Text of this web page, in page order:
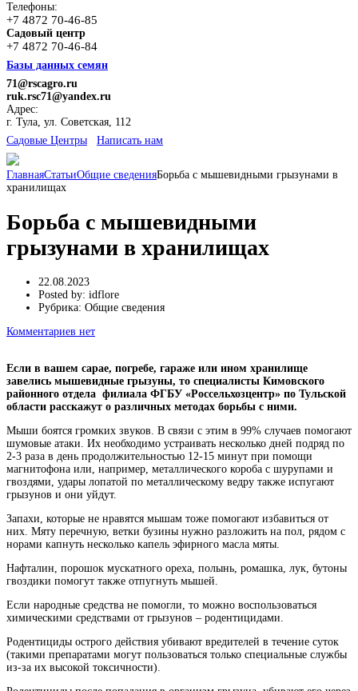
Телефоны:
+7 4872 70-46-85
Садовый центр
+7 4872 70-46-84
Базы данных семян
71@rscagro.ru
ruk.rsc71@yandex.ru
Адрес:
г. Тула, ул. Советская, 112
Cадовые Центры
Написать нам
ГлавнаяСтатьиОбщие сведенияБорьба с мышевидными грызунами в
хранилищах
Борьба с мышевидными
грызунами в хранилищах
22.08.2023
Posted by: idflore
Рубрика: Общие сведения
Комментариев нет
Если в вашем сарае, погребе, гараже или ином хранилище
завелись мышевидные грызуны, то специалисты Кимовского
районного отдела филиала ФГБУ «Россельхозцентр» по Тульской
области расскажут о различных методах борьбы с ними.
Мыши боятся громких звуков. В связи с этим в 99% случаев помогают
шумовые атаки. Их необходимо устраивать несколько дней подряд по
2-3 раза в день продолжительностью 12-15 минут при помощи
магнитофона или, например, металлического короба с шурупами и
гвоздями, удары лопатой по металлическому ведру также испугают
грызунов и они уйдут.
Запахи, которые не нравятся мышам тоже помогают избавиться от
них. Мяту перечную, ветки бузины нужно разложить на пол, рядом с
норами капнуть несколько капель эфирного масла мяты.
Нафталин, порошок мускатного ореха, полынь, ромашка, лук, бутоны
гвоздики помогут также отпугнуть мышей.
Если народные средства не помогли, то можно воспользоваться
химическими средствами от грызунов – родентицидами.
Родентициды острого действия убивают вредителей в течение суток
(такими препаратами могут пользоваться только специальные службы
из-за их высокой токсичности).